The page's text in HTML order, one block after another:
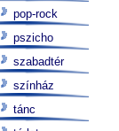
pop-rock
pszicho
szabadtér
színház
tánc